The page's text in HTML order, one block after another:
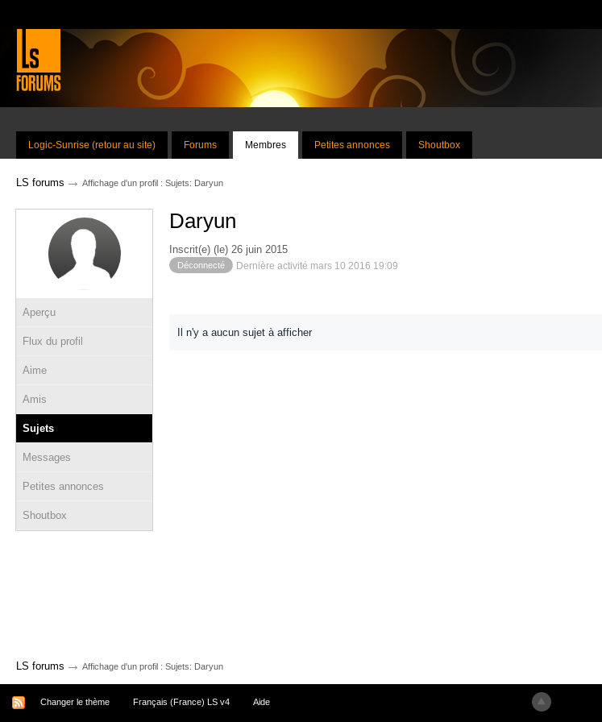
Logic-Sunrise (retour au site) Forums Membres Petites annonces Shoutbox
LS forums → Affichage d'un profil : Sujets: Daryun
Aperçu
Flux du profil
Aime
Amis
Sujets
Messages
Petites annonces
Shoutbox
Daryun
Inscrit(e) (le) 26 juin 2015
Déconnecté Dernière activité mars 10 2016 19:09
Il n'y a aucun sujet à afficher
LS forums → Affichage d'un profil : Sujets: Daryun
Changer le thème Français (France) LS v4 Aide